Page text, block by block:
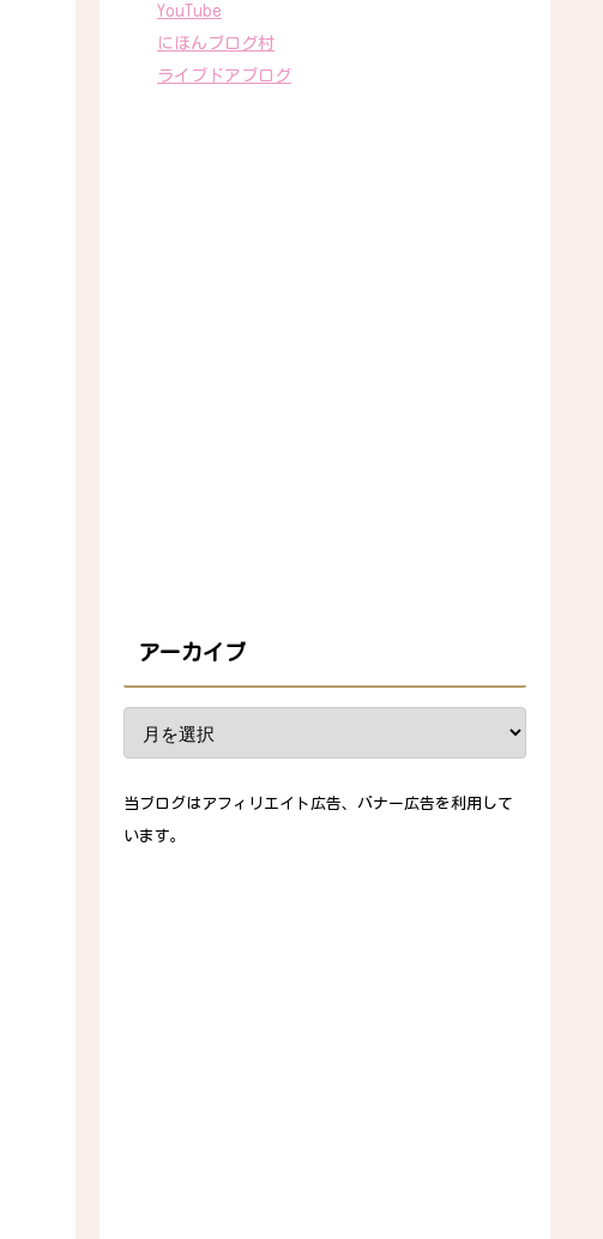
YouTube
にほんブログ村
ライブドアブログ
アーカイブ
当ブログはアフィリエイト広告、バナー広告を利用して
います。